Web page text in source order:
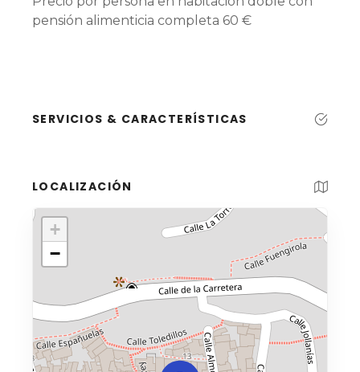
pensión alimenticia completa 60 €
SERVICIOS & CARACTERÍSTICAS
LOCALIZACIÓN
+
−